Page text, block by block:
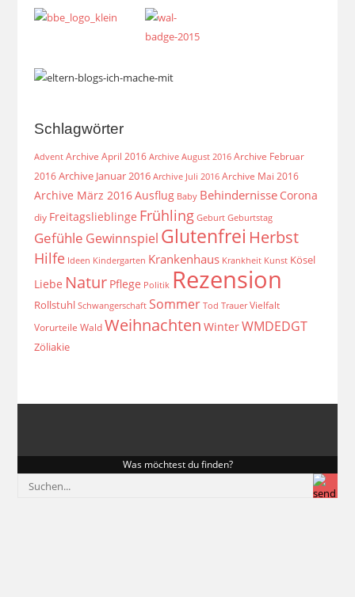
Schlagwörter
Advent Archive April 2016 Archive August 2016 Archive Februar
2016 Archive Januar 2016 Archive Juli 2016 Archive Mai 2016
Archive März 2016Ausflug Baby Behindernisse Corona
diy Freitagslieblinge Frühling Geburt Geburtstag
Gefühle Gewinnspiel Glutenfrei Herbst
Hilfe Ideen Kindergarten Krankenhaus Krankheit Kunst Kösel
Liebe Natur Pflege Politik Rezension
Rollstuhl Schwangerschaft Sommer Tod Trauer Vielfalt
Vorurteile Wald Weihnachten WinterWMDEDGT
Zöliakie
Was möchtest du finden?